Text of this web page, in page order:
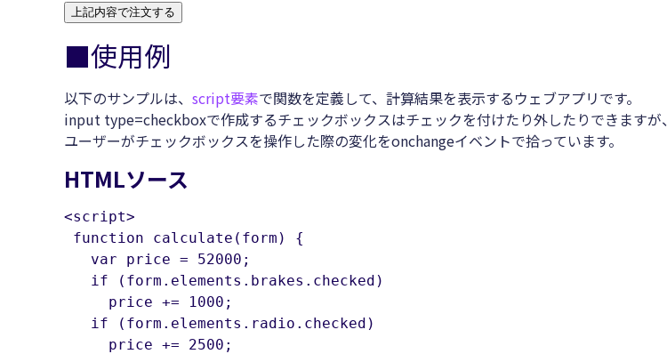
上記内容で注文する
■使用例
以下のサンプルは、 script要素で関数を定義して、計算結果を表示するウェブアプリです。
input type=checkboxで作成するチェックボックスはチェックを付けたり外したりできますが、
ユーザーがチェックボックスを操作した際の変化をonchangeイベントで拾っています。
HTMLソース
<script>
function calculate(form) {
   var price = 52000;
   if (form.elements.brakes.checked)
     price += 1000;
   if (form.elements.radio.checked)
     price += 2500;